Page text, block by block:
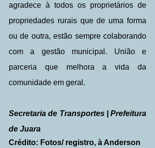
agradece à todos os proprietários de
propriedades rurais que de uma forma
ou de outra, estão sempre colaborando
com a gestão municipal. União e
parceria que melhora a vida da
comunidade em geral.
Secretaria de Transportes | Prefeitura
de Juara
Crédito: Fotos/ registro, à Anderson